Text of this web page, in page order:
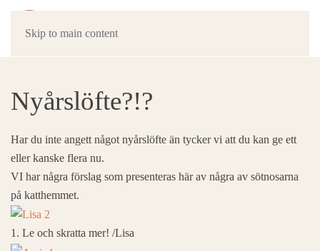
Skip to main content
Nyårslöfte?!?
Har du inte angett något nyårslöfte än tycker vi att du kan ge ett
eller kanske flera nu.
VI har några förslag som presenteras här av några av sötnosarna
på katthemmet.
1. Le och skratta mer! /Lisa